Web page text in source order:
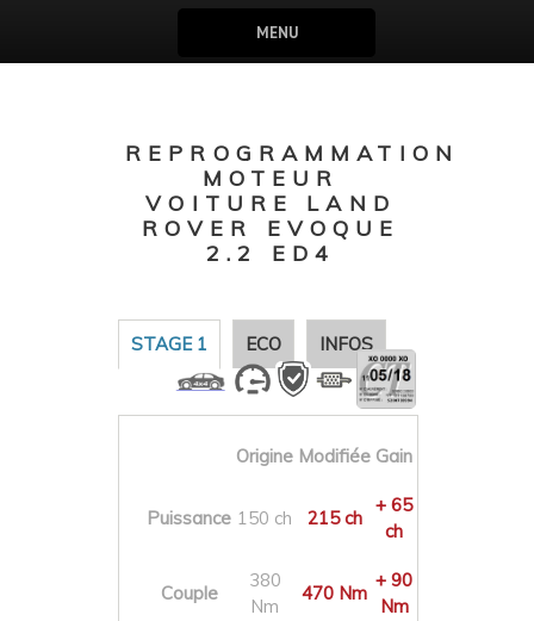
MENU
REPROGRAMMATION
MOTEUR
VOITURE LAND
ROVER EVOQUE
2.2 ED4
STAGE 1 ECO INFOS
Origine Modifiée Gain
Puissance 150 ch 215 ch
+ 65
ch
Couple
380
Nm
470 Nm
+ 90
Nm